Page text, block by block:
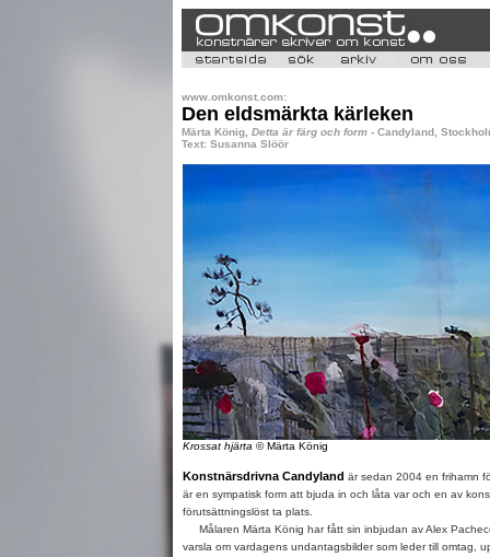
www.omkonst.com:
Den eldsmärkta kärleken
Märta König, Detta är färg och form - Candyland,
Text: Susanna Slöör
Krossat hjärta © Märta König
Konstnärsdrivna Candyland är sedan 2004 en frihamn
är en sympatisk form att bjuda in och låta var och en av
förutsättningslöst ta plats.
Målaren Märta König har fått sin inbjudan av Alex
varsla om vardagens undantagsbilder som leder till omtag,